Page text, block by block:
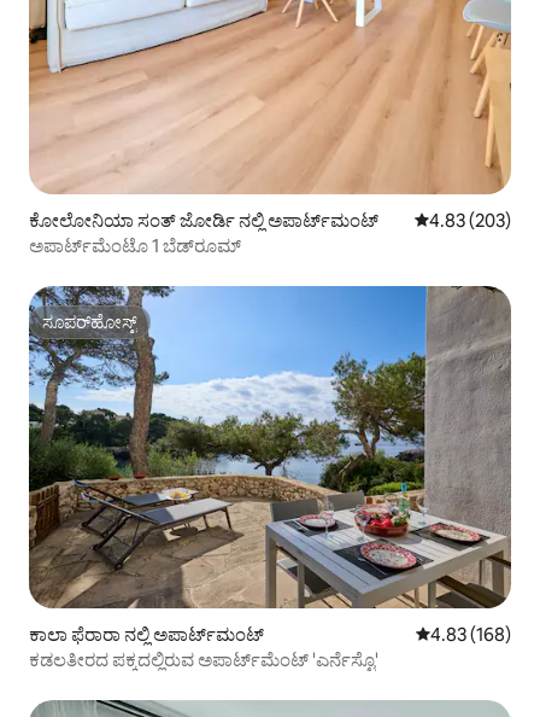
ಕೋಲೋನಿಯಾ ಸಂತ್ ಜೋರ್ಡಿ ನಲ್ಲಿ ಅಪಾರ್ಟ್‌ಮಂಟ್ 5 ರಲ್ಲಿ 4.83
4.83 (203)
ಅಪಾರ್ಟ್‌ಮೆಂಟೊ 1 ಬೆಡ್‌ರೂಮ್
ಸೂಪರ್‌ಹೋಸ್ಟ್
ಸೂಪರ್‌ಹೋಸ್ಟ್
ಕಾಲಾ ಫೆರಾರಾ ನಲ್ಲಿ ಅಪಾರ್ಟ್‌ಮಂಟ್ 5 ರಲ್ಲಿ 4.83
4.83 (168)
ಕಡಲತೀರದ ಪಕ್ಕದಲ್ಲಿರುವ ಅಪಾರ್ಟ್‌ಮೆಂಟ್ 'ಎರ್ನೆಸ್ಟೊ'